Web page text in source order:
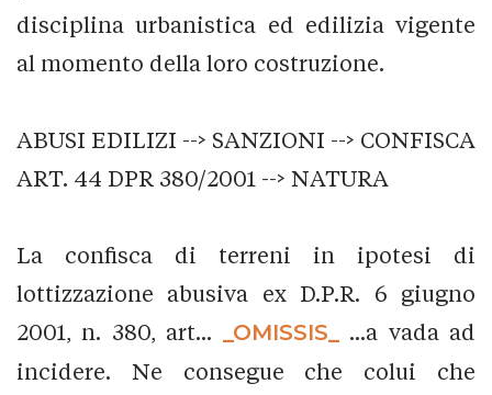
disciplina urbanistica ed edilizia vigente
al momento della loro costruzione.
ABUSI EDILIZI --> SANZIONI --> CONFISCA
ART. 44 DPR 380/2001 --> NATURA
La confisca di terreni in ipotesi di
lottizzazione abusiva ex D.P.R. 6 giugno
2001, n. 380, art...
_OMISSIS_
...a vada ad
incidere. Ne consegue che colui che